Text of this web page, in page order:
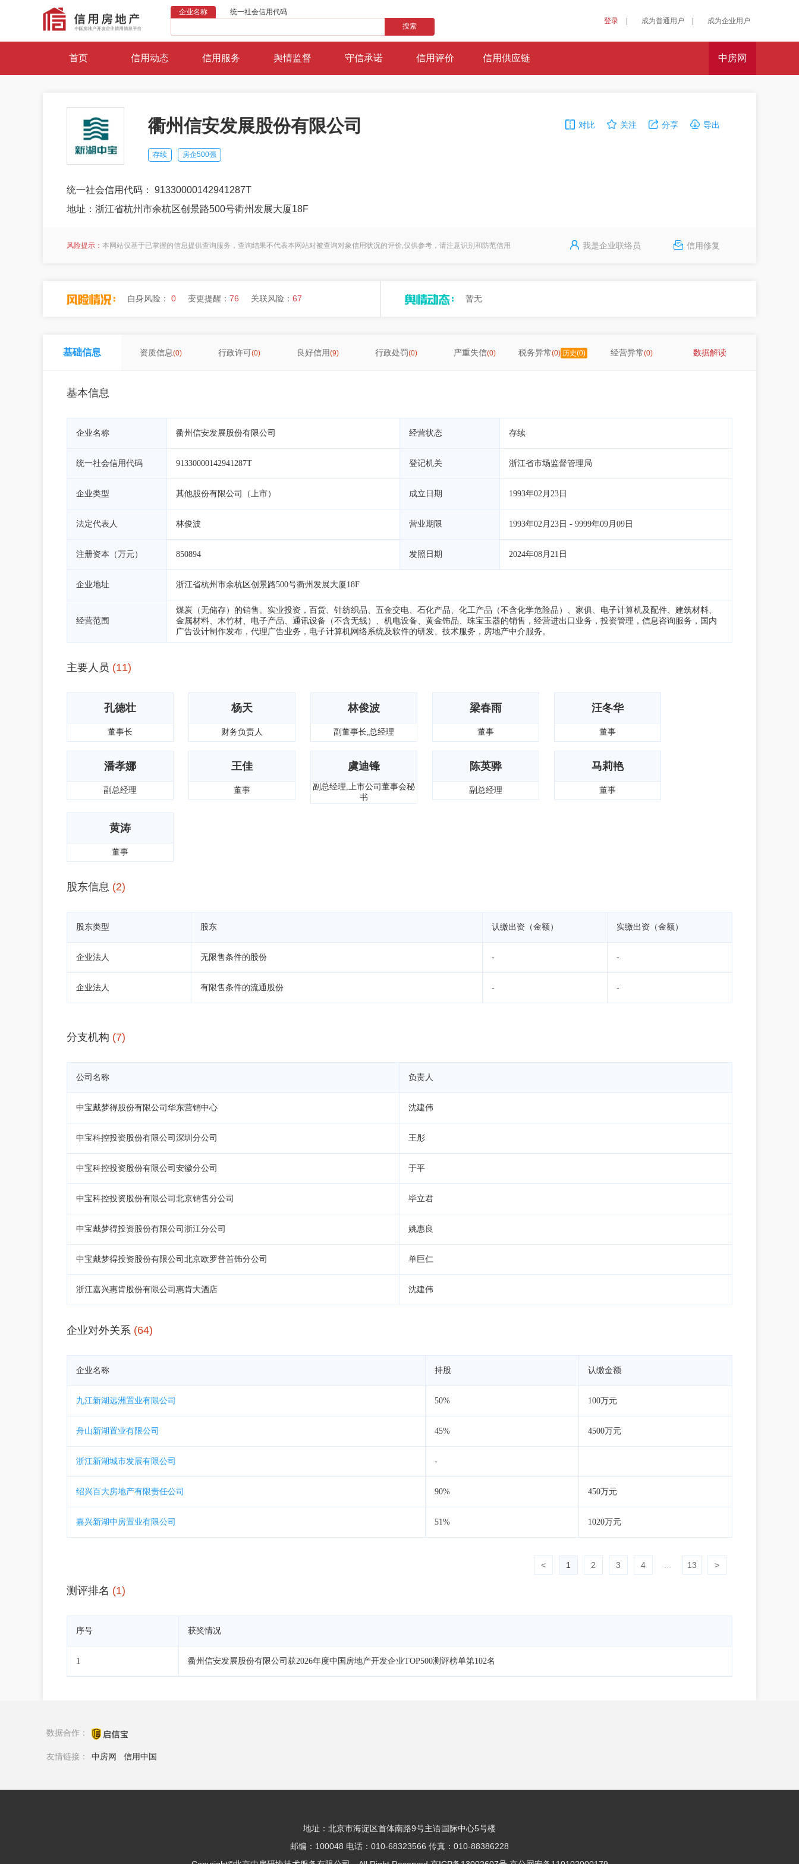
企业名称
统一社会信用代码
搜索
登录 成为普通用户 成为企业用户
首页 信用动态 信用服务 舆情监督 守信承诺 信用评价 信用供应链 中房网
衢州信安发展股份有限公司
存续 房企500强
对比 关注 分享 导出
统一社会信用代码： 91330000142941287T
地址：浙江省杭州市余杭区创景路500号衢州发展大厦18F
风险提示： 本网站仅基于已掌握的信息提供查询服务，查询结果不代表本网站对被查询对象信用状况的评价,仅供参考，请注意识别和防范信用 我是企业联络员 信用修复
自身风险： 0 变更提醒： 76 关联风险： 67 暂无
基础信息 资质信息(0) 行政许可(0) 良好信用(9) 行政处罚(0) 严重失信(0) 税务异常(0) 历史(0) 经营异常(0) 数据解读
基本信息
企业名称 衢州信安发展股份有限公司 经营状态 存续
统一社会信用代码 91330000142941287T 登记机关 浙江省市场监督管理局
企业类型 其他股份有限公司（上市） 成立日期 1993年02月23日
法定代表人 林俊波 营业期限 1993年02月23日 - 9999年09月09日
注册资本（万元） 850894 发照日期 2024年08月21日
企业地址 浙江省杭州市余杭区创景路500号衢州发展大厦18F
经营范围
煤炭（无储存）的销售。实业投资，百货、针纺织品、五金交电、石化产品、化工产品（不含化学危险品）、家俱、电子计算机及配件、建筑材料、
金属材料、木竹材、电子产品、通讯设备（不含无线）、机电设备、黄金饰品、珠宝玉器的销售，经营进出口业务，投资管理，信息咨询服务，国内
广告设计制作发布，代理广告业务，电子计算机网络系统及软件的研发、技术服务，房地产中介服务。
主要人员 (11)
孔德壮
董事长
杨天
财务负责人
林俊波
副董事长,总经理
梁春雨
董事
汪冬华
董事
潘孝娜
副总经理
王佳
董事
虞迪锋
副总经理,上市公司董事会秘
书
陈英骅
副总经理
马莉艳
董事
黄涛
董事
股东信息 (2)
股东类型 股东 认缴出资（金额） 实缴出资（金额）
企业法人 无限售条件的股份 - -
企业法人 有限售条件的流通股份 - -
分支机构 (7)
公司名称 负责人
中宝戴梦得股份有限公司华东营销中心 沈建伟
中宝科控投资股份有限公司深圳分公司 王彤
中宝科控投资股份有限公司安徽分公司 于平
中宝科控投资股份有限公司北京销售分公司 毕立君
中宝戴梦得投资股份有限公司浙江分公司 姚惠良
中宝戴梦得投资股份有限公司北京欧罗普首饰分公司 单巨仁
浙江嘉兴惠肯股份有限公司惠肯大酒店 沈建伟
企业对外关系 (64)
企业名称 持股 认缴金额
九江新湖远洲置业有限公司 50% 100万元
舟山新湖置业有限公司 45% 4500万元
浙江新湖城市发展有限公司 -
绍兴百大房地产有限责任公司 90% 450万元
嘉兴新湖中房置业有限公司 51% 1020万元
< 1 2 3 4 13 >
测评排名 (1)
序号 获奖情况
1 衢州信安发展股份有限公司获2026年度中国房地产开发企业TOP500测评榜单第102名
数据合作：
友情链接： 中房网 信用中国
地址：北京市海淀区首体南路9号主语国际中心5号楼
邮编：100048 电话：010-68323566 传真：010-88386228